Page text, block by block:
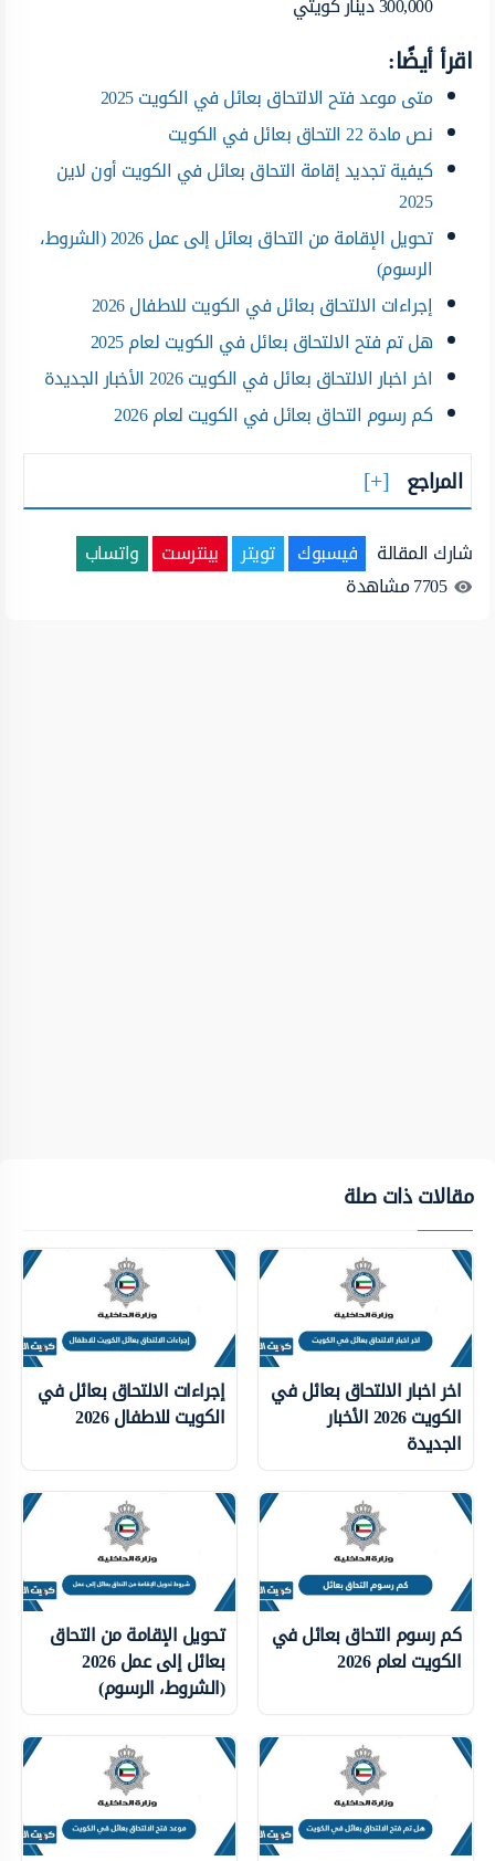
اقرأ أيضًا:
متى موعد فتح الالتحاق بعائل في الكويت 2025
نص مادة 22 التحاق بعائل في الكويت
كيفية تجديد إقامة التحاق بعائل في الكويت أون لاين
2025
تحويل الإقامة من التحاق بعائل إلى عمل 2026 (الشروط،
الرسوم)
إجراءات الالتحاق بعائل في الكويت للاطفال 2026
هل تم فتح الالتحاق بعائل في الكويت لعام 2025
اخر اخبار الالتحاق بعائل في الكويت 2026 الأخبار الجديدة
كم رسوم التحاق بعائل في الكويت لعام 2026
المراجع
شارك المقالة فيسبوك تويتر بينترست
واتساب
7705مشاهدة
مقالات ذات صلة
اخر اخبار الالتحاق بعائل في
الكويت 2026 الأخبار
الجديدة
إجراءات الالتحاق بعائل في
الكويت للاطفال 2026
كم رسوم التحاق بعائل في
الكويت لعام 2026
تحويل الإقامة من التحاق
بعائل إلى عمل 2026
(الشروط، الرسوم)